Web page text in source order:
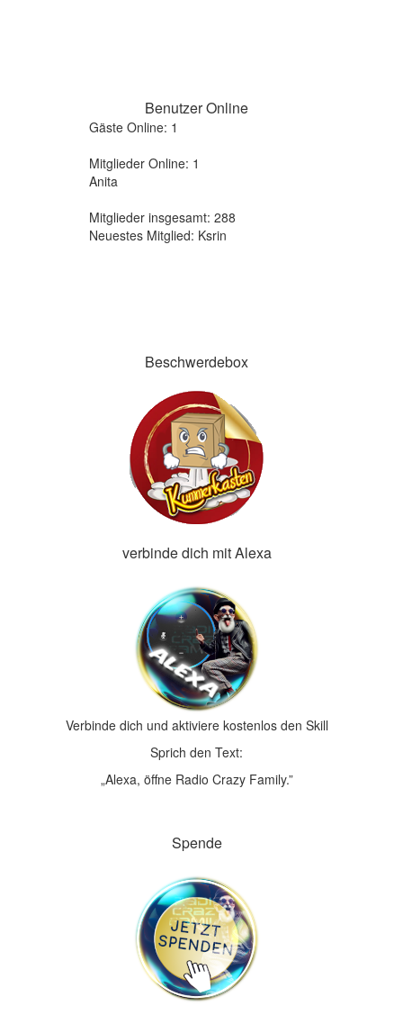
Benutzer Online
Gäste Online: 1
Mitglieder Online: 1
Anita
Mitglieder insgesamt: 288
Neuestes Mitglied: Ksrin
Beschwerdebox
verbinde dich mit Alexa
Verbinde dich und aktiviere kostenlos den Skill
Sprich den Text:
„Alexa, öffne Radio Crazy Family.”
Spende